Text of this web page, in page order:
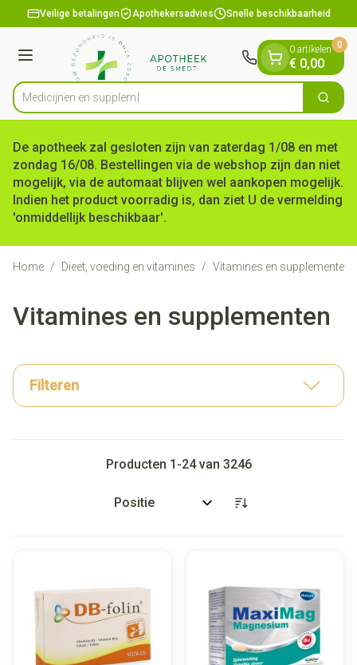
Ga naar de inhoud
1 van 1Veilige betalingen Apothekersadvies Snelle beschikbaarheid
Menu
Product, merk, categorie...
M Zoek
0 artikelen
€ 0,00
0
De apotheek zal gesloten zijn van zaterdag 1/08 en met
zondag 16/08. Bestellingen via de webshop zijn dan niet
mogelijk, via de automaat blijven wel aankopen mogelijk.
Indien het product voorradig is, dan ziet U de vermelding
'onmiddellijk beschikbaar'.
Home / Dieet, voeding en vitamines / Vitamines en supplementen
Vitamines en supplementen
Filteren
Producten 1 -24van 3246
Sorteer op: